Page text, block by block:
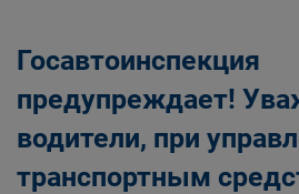
Госавтоинспекция
предупреждает!
водители, при
транспортным